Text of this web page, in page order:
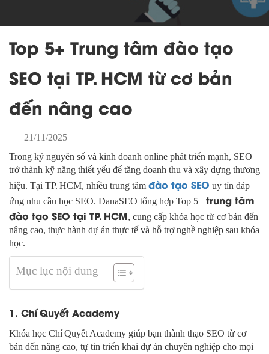
Top 5+ Trung tâm đào tạo
SEO tại TP. HCM từ cơ bản
đến nâng cao
21/11/2025
Trong kỷ nguyên số và kinh doanh online phát triển mạnh, SEO
trở thành kỹ năng thiết yếu để tăng doanh thu và xây dựng thương
hiệu. Tại TP. HCM, nhiều trung tâm đào tạo SEO uy tín đáp
ứng nhu cầu học SEO. DanaSEO tổng hợp Top 5+ trung tâm
đào tạo SEO tại TP. HCM, cung cấp khóa học từ cơ bản đến
nâng cao, thực hành dự án thực tế và hỗ trợ nghề nghiệp sau khóa
học.
Mục lục nội dung
1. Chí Quyết Academy
Khóa học Chí Quyết Academy giúp bạn thành thạo SEO từ cơ
bản đến nâng cao, tự tin triển khai dự án chuyên nghiệp cho mọi